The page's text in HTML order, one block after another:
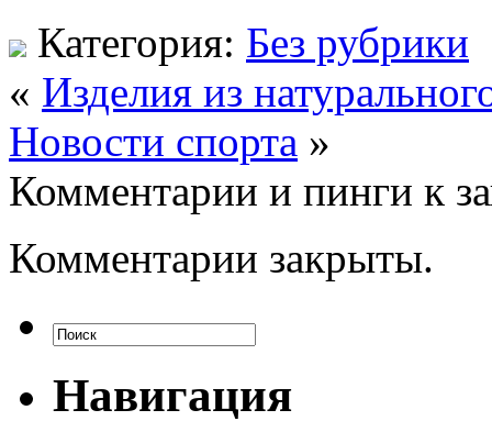
Категория: Без рубрики
« Изделия из
Новости спорта »
Комментарии и пинги к
Комментарии закрыты.
Навигация